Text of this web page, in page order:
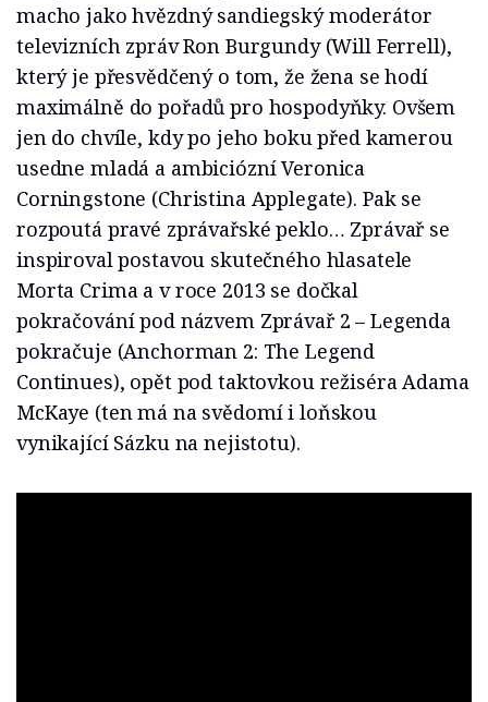
macho jako hvězdný sandiegský moderátor
televizních zpráv Ron Burgundy (Will Ferrell),
který je přesvědčený o tom, že žena se hodí
maximálně do pořadů pro hospodyňky. Ovšem
jen do chvíle, kdy po jeho boku před kamerou
usedne mladá a ambiciózní Veronica
Corningstone (Christina Applegate). Pak se
rozpoutá pravé zprávařské peklo… Zprávař se
inspiroval postavou skutečného hlasatele
Morta Crima a v roce 2013 se dočkal
pokračování pod názvem Zprávař 2 – Legenda
pokračuje (Anchorman 2: The Legend
Continues), opět pod taktovkou režiséra Adama
McKaye (ten má na svědomí i loňskou
vynikající Sázku na nejistotu).